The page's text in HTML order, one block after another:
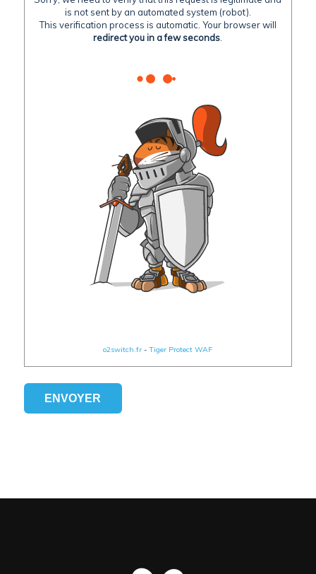
is not sent by an automated system (robot).
This verification process is automatic. Your browser will
redirect you in a few seconds.
o2switch.fr -Tiger Protect WAF